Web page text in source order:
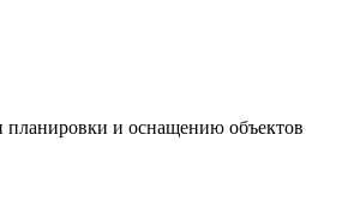
планировки и оснащению объектов